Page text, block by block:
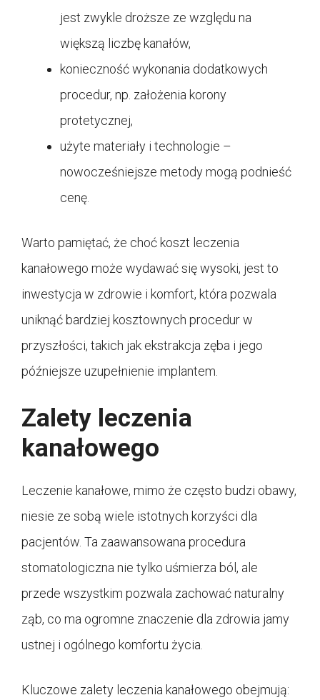
jest zwykle droższe ze względu na
większą liczbę kanałów,
konieczność wykonania dodatkowych
procedur, np. założenia korony
protetycznej,
użyte materiały i technologie –
nowocześniejsze metody mogą podnieść
cenę.
Warto pamiętać, że choć koszt leczenia
kanałowego może wydawać się wysoki, jest to
inwestycja w zdrowie i komfort, która pozwala
uniknąć bardziej kosztownych procedur w
przyszłości, takich jak ekstrakcja zęba i jego
późniejsze uzupełnienie implantem.
Zalety leczenia
kanałowego
Leczenie kanałowe, mimo że często budzi obawy,
niesie ze sobą wiele istotnych korzyści dla
pacjentów. Ta zaawansowana procedura
stomatologiczna nie tylko uśmierza ból, ale
przede wszystkim pozwala zachować naturalny
ząb, co ma ogromne znaczenie dla zdrowia jamy
ustnej i ogólnego komfortu życia.
Kluczowe zalety leczenia kanałowego obejmują: